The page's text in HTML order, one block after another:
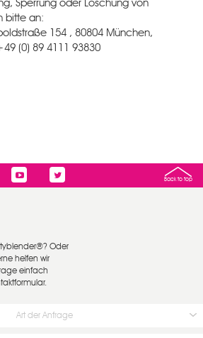
Sperrung oder Löschung von
bitte an:
154 , 80804 München,
(0) 89 4111 93830
Back to top
Oder
helfen wir
einfach
Art der Anfrage